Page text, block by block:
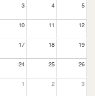
3 4 5
10 11 12
17 18 19
24 25 26
1 2 3